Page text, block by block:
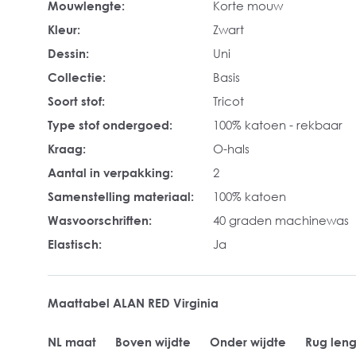
Mouwlengte:
Korte mouw
Kleur:
Zwart
Dessin:
Uni
Collectie:
Basis
Soort stof:
Tricot
Type stof ondergoed:
100% katoen - rekbaar
Kraag:
O-hals
Aantal in verpakking:
2
Samenstelling materiaal:
100% katoen
Wasvoorschriften:
40 graden machinewas
Elastisch:
Ja
Maattabel ALAN RED Virginia
NL maat Boven wijdte Onder wijdte Rug